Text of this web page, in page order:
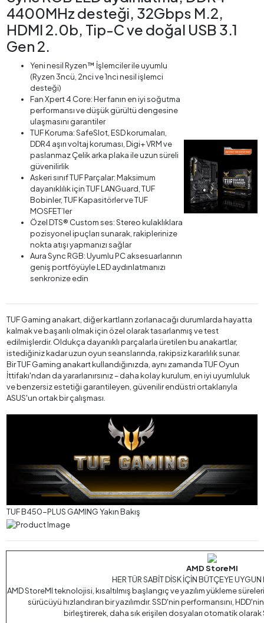
4400MHz desteği, 32Gbps M.2,
HDMI 2.0b, Tip-C ve doğal USB 3.1
Gen 2.
Yeni nesil Ryzen™ İşlemciler ile uyumlu
(Ryzen 3ncü, 2nci ve 1nci nesil işlemci
desteği)
Fan Xpert 4 Core: Her fanın en iyi soğutma
performansı ve düşük gürültü dengesine
ulaşmasını garantiler
TUF Koruma: SafeSlot, ESD korumaları,
DDR4 aşırı voltaj koruması, Digi+ VRM ve
paslanmaz Çelik arka plaka ile uzun süreli
güvenilirlik
Askeri sınıf TUF Parçalar: Maksimum
dayanıklılık için TUF LANGuard, TUF
Bobinler, TUF Kapasitörler ve TUF
MOSFET’ler
Özel DTS® Custom ses: Stereo kulaklıklara
pozisyonel ipuçları sunarak, rakiplerinize
nokta atışı yapmanızı sağlar
Aura Sync RGB: Uyumlu PC aksesuarlarının
geniş portföyüyle LED aydınlatmanızı
senkronize edin
TUF Gaming anakart, diğer kartların zorlanacağı durumlarda hayatta
kalmak ve başarılı olmak için özel olarak tasarlanmış ve test
edilmişlerdir. Oldukça dayanıklı parçalarla üretilen bu anakartlar,
istediğiniz kadar uzun oyun seanslarında, rakipsiz kararlılık sunar.
Bir TUF Gaming anakart kullandığınızda, aynı zamanda TUF Oyun
İttifakı'ndan da yararlanırsınız – daha kolay kurulum, en iyi uyumluluk
ve benzersiz estetiği garantileyen, güvenilir endüstri ortaklarıyla
ASUS'un ortak bir çalışması.
TUF B450-PLUS GAMING Yakın Bakış
AMD StoreMI
HER TÜR SABİT DİSK İÇİN BÜTÇEYE
AMD StoreMI teknolojisi, kısaltılmış başlangıç ve yazılım yükleme
sürücüyü hızlandıran bir yazılımdır. SSD'nin performansını,
birleştirerek, daha sık erişilen dosyaları otomatik